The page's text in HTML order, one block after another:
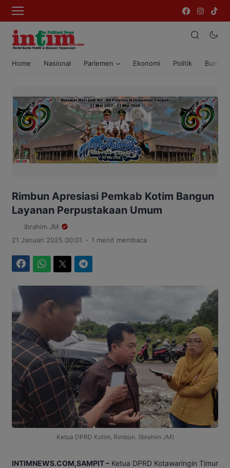
Home Nasional Parlemen Ekonomi Politik Bumi
Rimbun Apresiasi Pemkab Kotim Bangun
Layanan Perpustakaan Umum
Ibrahim JM
21 Januari 2025 00:01
. 1 menit membaca
Ketua DPRD Kotim, Rimbun. (Ibrahim JM)
INTIMNEWS.COM,SAMPIT – Ketua DPRD Kotawaringin Timur